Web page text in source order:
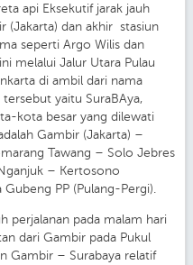
api Eksekutif jarak jauh
(Jakarta) dan akhir stasiun
seperti Argo Wilis dan
melalui Jalur Utara Pulau
di ambil dari nama
yaitu SuraBAya,
kota besar yang dilewati
Gambir (Jakarta) –
Tawang – Solo Jebres
– Kertosono
PP (Pulang-Pergi).
perjalanan pada malam hari
dari Gambir pada Pukul
Gambir – Surabaya relatif